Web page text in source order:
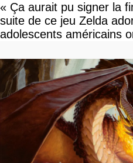
« Ça aurait pu signer la
suite de ce jeu Zelda
adolescents américains